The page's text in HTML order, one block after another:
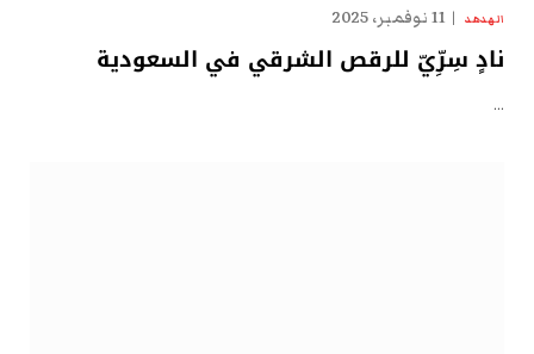
الهدهد 11 نوفمبر، 2025
نادٍ سِرِّيّ للرقص الشرقي في السعودية
…